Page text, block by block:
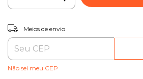
Entregas para o CEP:
Meios de envio
Não sei meu CEP